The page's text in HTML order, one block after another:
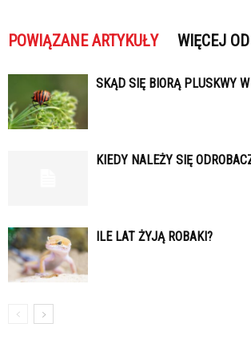
POWIĄZANE ARTYKUŁY WIĘCEJ
SKĄD SIĘ BIORĄ PLUSKWY
KIEDY NALEŻY SIĘ
ILE LAT ŻYJĄ ROBAKI?